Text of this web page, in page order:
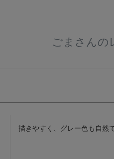
ごまさんの
描きやすく、グレー色も自然